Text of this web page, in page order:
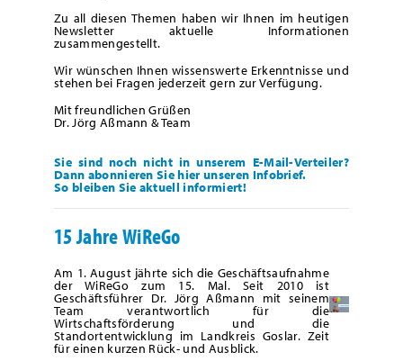
Zu all diesen Themen haben wir Ihnen im heutigen
Newsletter aktuelle Informationen
zusammengestellt.
Wir wünschen Ihnen wissenswerte Erkenntnisse und
stehen bei Fragen jederzeit gern zur Verfügung.
Mit freundlichen Grüßen
Dr. Jörg Aßmann & Team
Sie sind noch nicht in unserem E-Mail-Verteiler?
Dann abonnieren Sie hier unseren Infobrief.
So bleiben Sie aktuell informiert!
15 Jahre WiReGo
Am 1. August jährte sich die Geschäftsaufnahme
der WiReGo zum 15. Mal. Seit 2010 ist
Geschäftsführer Dr. Jörg Aßmann mit seinem
Team verantwortlich für die
Wirtschaftsförderung und die
Standortentwicklung im Landkreis Goslar. Zeit
für einen kurzen Rück- und Ausblick.